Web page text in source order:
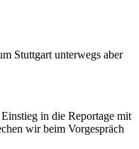
Stuttgart unterwegs aber
in die Reportage mit
wir beim Vorgespräch